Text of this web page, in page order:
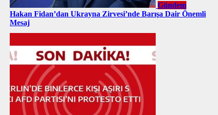
Gündem
Hakan Fidan’dan Ukrayna Zirvesi’nde Barışa Dair Önemli
Mesaj